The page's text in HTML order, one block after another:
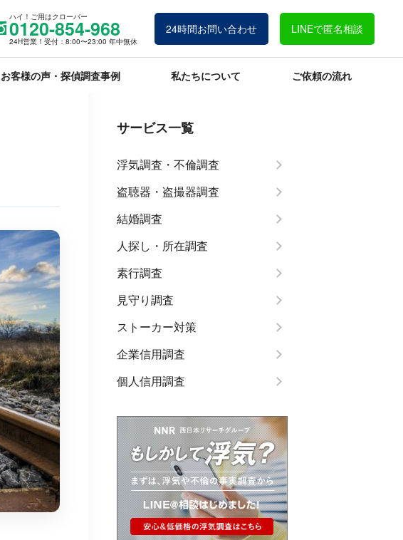
ハイ！ご用はクローバー
0120-854-968
24H営業！受付：8:00〜23:00 年中無休
24時間お問い合わせ LINEで匿名相談
お客様の声・探偵調査事例 私たちについて ご依頼の流れ
サービス一覧
浮気調査・不倫調査
盗聴器・盗撮器調査
結婚調査
人探し・所在調査
素行調査
見守り調査
ストーカー対策
企業信用調査
個人信用調査